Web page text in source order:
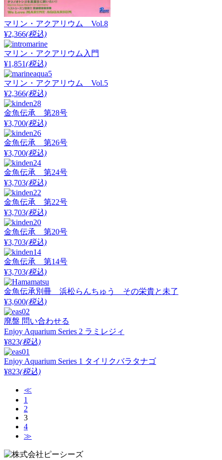
マリン・アクアリウム Vol.8
¥2,366(税込)
マリン・アクアリウム入門
¥1,851(税込)
マリン・アクアリウム Vol.5
¥2,366(税込)
金魚伝承 第28号
¥3,700(税込)
金魚伝承 第26号
¥3,700(税込)
金魚伝承 第24号
¥3,703(税込)
金魚伝承 第22号
¥3,703(税込)
金魚伝承 第20号
¥3,703(税込)
金魚伝承 第14号
¥3,703(税込)
金魚伝承別冊 浜松らんちゅう その栄貴と未了
¥3,600(税込)
廃盤 問い合わせる
Enjoy Aquarium Series 2 ラミレジィ
¥823(税込)
Enjoy Aquarium Series 1 タイリクバラタナゴ
¥823(税込)
≪
1
2
3
4
≫